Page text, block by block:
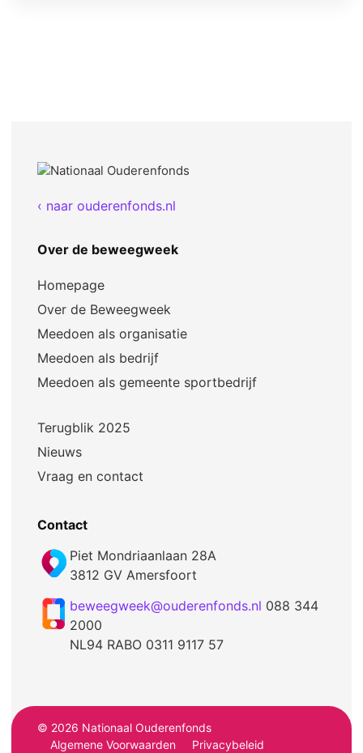
‹ naar ouderenfonds.nl
Over de beweegweek
Homepage
Over de Beweegweek
Meedoen als organisatie
Meedoen als bedrijf
Meedoen als gemeente sportbedrijf
Terugblik 2025
Nieuws
Vraag en contact
Contact
Piet Mondriaanlaan 28A
3812 GV Amersfoort
beweegweek@ouderenfonds.nl 088 344
2000
NL94 RABO 0311 9117 57
© 2026 Nationaal Ouderenfonds
Algemene Voorwaarden
Privacybeleid